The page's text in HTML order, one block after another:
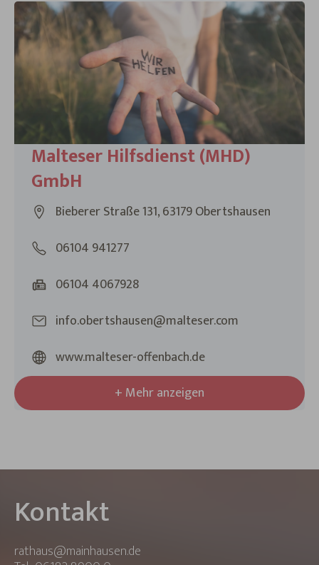
Malteser Hilfsdienst (MHD)
GmbH
Bieberer Straße 131, 63179 Obertshausen
06104 941277
06104 4067928
info.obertshausen@malteser.com
www.malteser-offenbach.de
+ Mehr anzeigen
Kontakt
rathaus@mainhausen.de